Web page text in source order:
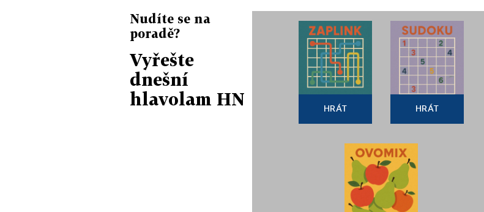
Nudíte se na
poradě?
Vyřešte
dnešní
hlavolam HN
HRÁT HRÁT